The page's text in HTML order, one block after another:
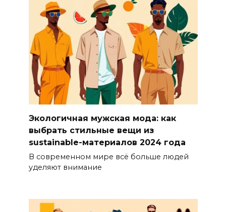
Экологичная мужская мода: как
выбрать стильные вещи из
sustainable-материалов 2024 года
В современном мире всё больше людей
уделяют внимание